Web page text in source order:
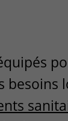
besoins